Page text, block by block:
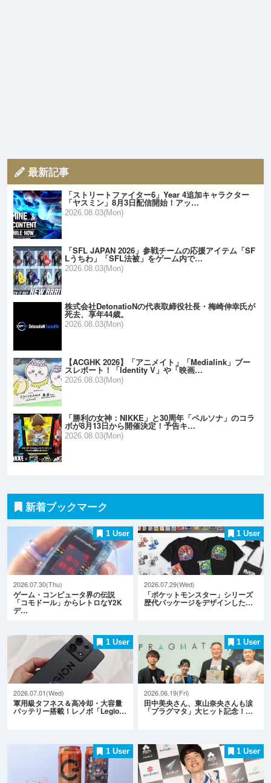
最新記事
「ストリートファイター6」Year 4追加キャラクター
「ヤスミン」8月3日配信開始！アッ…
2026.08.03(Mon)
「SFL JAPAN 2026」参戦チームの応援アイテム「SF
Lうちわ」「SFL法被」をゲーム内で…
2026.08.03(Mon)
株式会社DetonatioNの代表取締役社長・梅崎伸幸氏が
死去、享年44歳。
2026.08.03(Mon)
【ACGHK 2026】「アニメイト」「Medialink」ブー
スレポート！「Identity V」や「映画…
2026.08.03(Mon)
「勝利の女神：NIKKE」と30周年「ペルソナ」のコラ
ボが8月13日から開催決定！予告キ…
2026.08.03(Mon)
新着ブックマーク
1 User
2026.07.30(Thu)
ゲーム・コンピュータ界の伝説
「コモドール」からレトロなY2K
デ…
1 User
2026.07.29(Wed)
「ポケットモンスター」シリーズ
歴代パッケージをデザインした…
1 User
2026.07.01(Wed)
軍用級タフネス＆高冷却・大容量
バッテリー搭載！レノボ「Legio…
1 User
2026.06.19(Fri)
田中美央さん、東山奈央さんも涙
「プラグマタ」大ヒット記念！…
1 User 1 User